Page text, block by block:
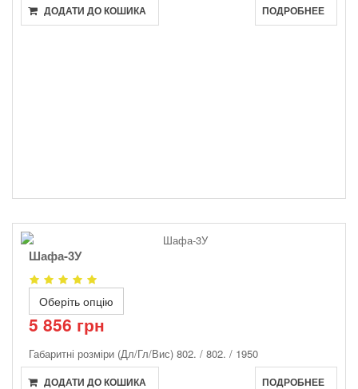
ДОДАТИ ДО КОШИКА ПОДРОБНЕЕ
Шафа-3У
Оберіть опцію
5 856 грн
Габаритні розміри (Дл/Гл/Вис) 802. / 802. / 1950
ДОДАТИ ДО КОШИКА ПОДРОБНЕЕ